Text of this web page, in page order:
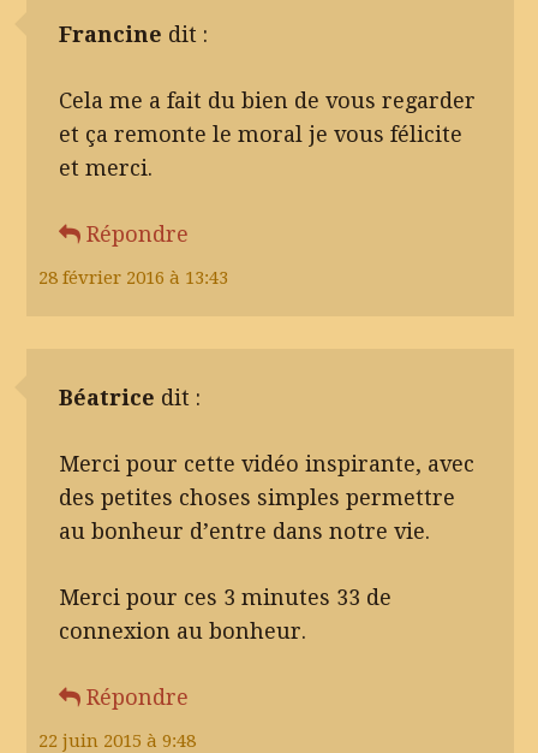
Francine dit :
28 février 2016 à 13:43
Cela me a fait du bien de vous regarder
et ça remonte le moral je vous félicite
et merci.
Répondre
Béatrice dit :
22 juin 2015 à 9:48
Merci pour cette vidéo inspirante, avec
des petites choses simples permettre
au bonheur d’entre dans notre vie.
Merci pour ces 3 minutes 33 de
connexion au bonheur.
Répondre